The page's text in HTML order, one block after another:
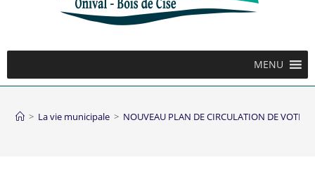
MENU
> La vie municipale > NOUVEAU PLAN DE CIRCULATION DE VOTRE